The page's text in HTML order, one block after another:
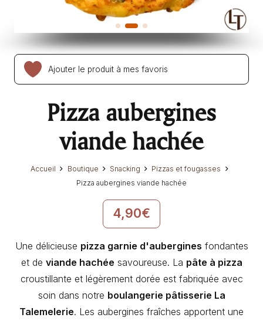
Ajouter le produit à mes favoris
Pizza aubergines
viande hachée
Accueil Boutique Snacking
Pizzas et fougasses
Pizza aubergines viande hachée
4,90€
Une délicieuse pizza garnie d'aubergines fondantes
et de viande hachée savoureuse. La pâte à pizza
croustillante et légèrement dorée est fabriquée avec
soin dans notre boulangerie pâtisserie La
Talemelerie. Les aubergines fraîches apportent une